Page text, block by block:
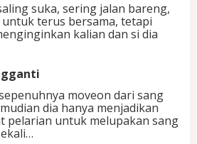
suka, sering jalan bareng,
terus bersama, tetapi
kalian dan si dia
moveon dari sang
dia hanya menjadikan
pelarian untuk melupakan sang